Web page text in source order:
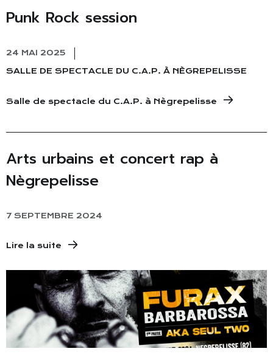
Punk Rock session
24 MAI 2025
SALLE DE SPECTACLE DU C.A.P. À NÈGREPELISSE
Salle de spectacle du C.A.P. à Nègrepelisse
Arts urbains et concert rap à
Nègrepelisse
7 SEPTEMBRE 2024
Lire la suite